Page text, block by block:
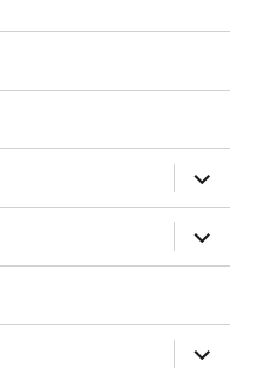
öffnen
öffnen
öffnen